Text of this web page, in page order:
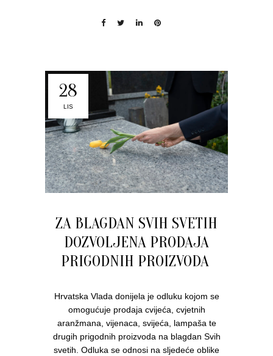
28
LIS
ZA BLAGDAN SVIH SVETIH
DOZVOLJENA PRODAJA
PRIGODNIH PROIZVODA
Hrvatska Vlada donijela je odluku kojom se
omogućuje prodaja cvijeća, cvjetnih
aranžmana, vijenaca, svijeća, lampaša te
drugih prigodnih proizvoda na blagdan Svih
svetih. Odluka se odnosi na sljedeće oblike